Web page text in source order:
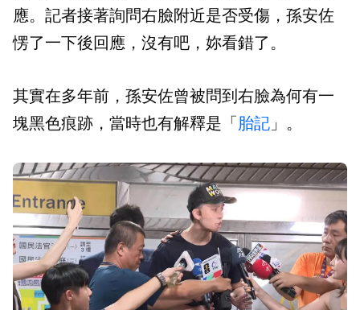
應。記者接著詢問右臉附近是否受傷，孫安佐
愣了一下後回應，沒有吧，妳看錯了。
其實在多年前，孫安佐曾被問到右臉為何有一
塊黑色痕跡，當時也有解釋是「 胎記 」。